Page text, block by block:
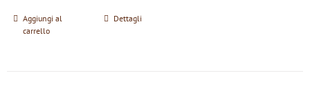
Aggiungi al
carrello
Dettagli